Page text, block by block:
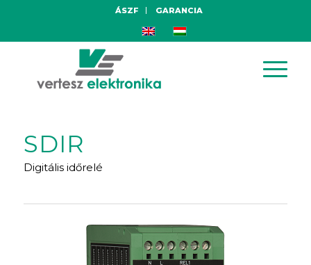
ÁSZF GARANCIA
SDIR
Digitális időrelé